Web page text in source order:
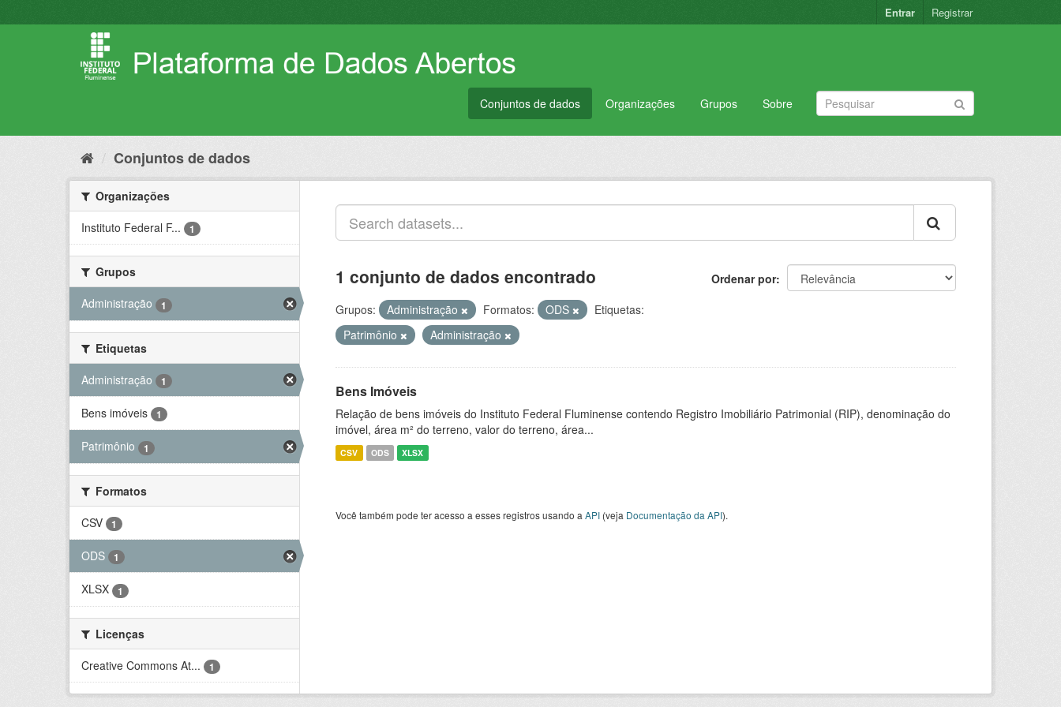
para
Entrar Registrar
Conjuntos de dados Organizações Grupos Sobre
Conjuntos de dados
Organizações
Instituto Federal F...
1
Grupos
Administração
1
Etiquetas
Administração
1
Bens imóveis 1
Patrimônio 1
Formatos
CSV
1
ODS 1
XLSX 1
Licenças
Creative Commons At...
1
Ordenar por
1 conjunto de dados encontrado
Grupos: Administração Formatos: ODS
Etiquetas:
Patrimônio
Administração
Bens Imóveis
Relação de bens imóveis do Instituto Federal Fluminense contendo Registro Imobiliário Patrimonial (RIP), denominação do
imóvel, área m² do terreno, valor do terreno, área...
CSV ODS XLSX
Você também pode ter acesso a esses registros usando a API (veja Documentação da API).